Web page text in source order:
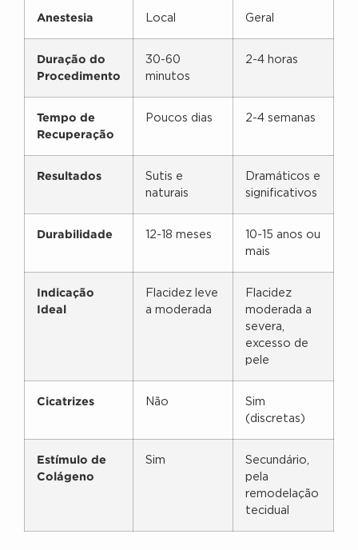
Anestesia Local Geral
Duração do
Procedimento
30-60
minutos
2-4 horas
Tempo de
Recuperação
Poucos dias 2-4 semanas
Resultados
Sutis e
naturais
Dramáticos e
significativos
Durabilidade 12-18 meses
10-15 anos ou
mais
Indicação
Ideal
Flacidez leve
a moderada
Flacidez
moderada a
severa,
excesso de
pele
Cicatrizes Não
Sim
(discretas)
Estímulo de
Colágeno
Sim
Secundário,
pela
remodelação
tecidual